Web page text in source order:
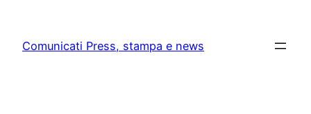
content
Comunicati Press, stampa e news